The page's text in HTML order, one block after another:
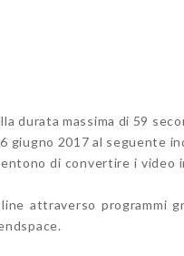
durata massima di 59
giugno 2017 al seguente
di convertire i video
attraverso programmi